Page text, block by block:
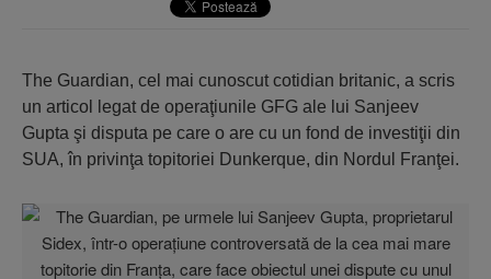
The Guardian, cel mai cunoscut cotidian britanic, a scris
un articol legat de operaţiunile GFG ale lui Sanjeev
Gupta şi disputa pe care o are cu un fond de investiţii din
SUA, în privinţa topitoriei Dunkerque, din Nordul Franţei.